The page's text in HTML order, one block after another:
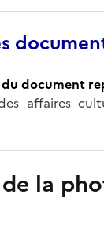
du document
affaires
la